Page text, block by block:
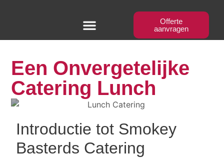
Offerte
aanvragen
Een Onvergetelijke
Catering Lunch
Introductie tot Smokey
Basterds Catering